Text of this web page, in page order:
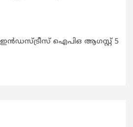
ഐപിഒ ആഗസ്റ്റ് 5